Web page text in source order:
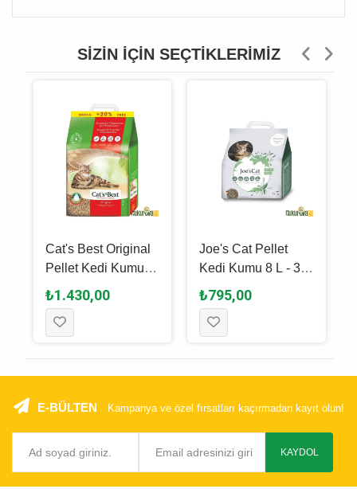
SIZIN İÇIN SEÇTIKLERIMIZ
Cat's Best Original
Pellet Kedi Kumu
12 L - 5.2 Kg
₺1.430,00
Joe's Cat Pellet
Kedi Kumu 8 L - 3
Kg
₺795,00
E-BÜLTEN Kampanya ve özel fırsatları kaçırmadan kayıt olun!
KAYDOL